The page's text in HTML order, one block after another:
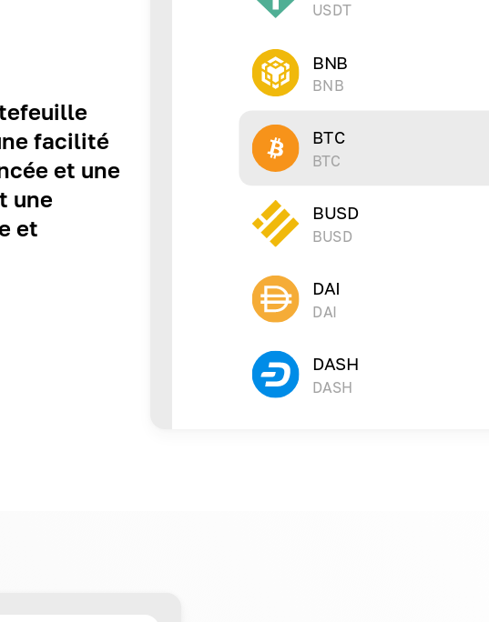
facilité
et une
une
et
USDT
BNB
BNB
BTC
BTC
BUSD
BUSD
DAI
DAI
DASH
DASH